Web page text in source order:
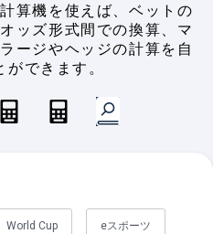
算機を使えば、ベットの
ッズ形式間での換算、マ
ージやヘッジの計算を自
できます。
World Cup eスポーツ